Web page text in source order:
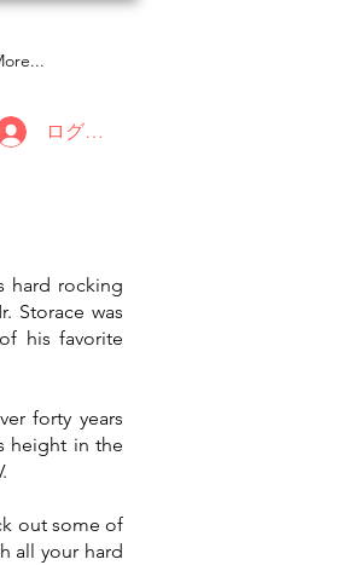
ログイン
hard rocking
Storace was
his favorite
forty years
height in the
out some of
all your hard